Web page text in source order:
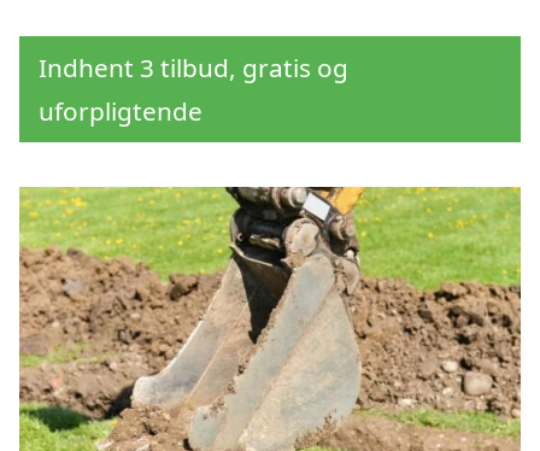
Indhent 3 tilbud, gratis og
uforpligtende